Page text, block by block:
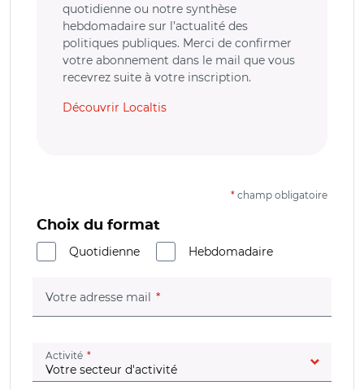
quotidienne ou notre synthèse
hebdomadaire sur l’actualité des
politiques publiques. Merci de confirmer
votre abonnement dans le mail que vous
recevrez suite à votre inscription.
Découvrir Localtis
* champ obligatoire
Choix du format
Quotidienne
Hebdomadaire
Votre adresse mail (champ obligatoire)
Activité (champ obligatoire)